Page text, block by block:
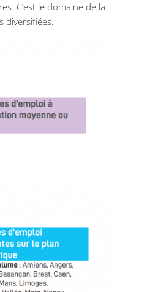
C’est le domaine de la
diversifiées.